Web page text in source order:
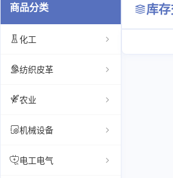
商品分类
化工
纺织皮革
农业
机械设备
电工电气
库